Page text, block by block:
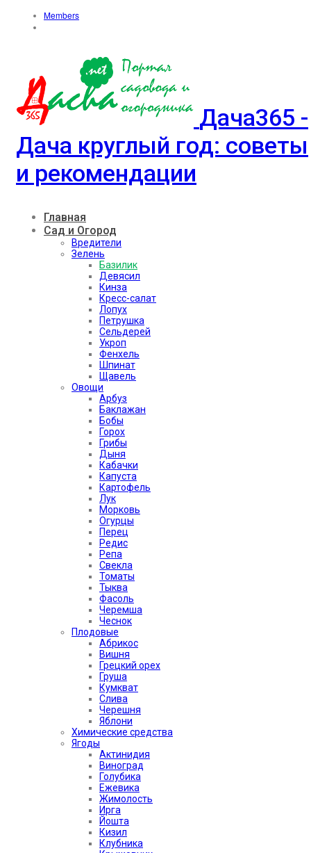
Members
Дача365 -
Дача круглый год: советы
и рекомендации
Главная
Сад и Огород
Вредители
Зелень
Базилик
Девясил
Кинза
Кресс-салат
Лопух
Петрушка
Сельдерей
Укроп
Фенхель
Шпинат
Щавель
Овощи
Арбуз
Баклажан
Бобы
Горох
Грибы
Дыня
Кабачки
Капуста
Картофель
Лук
Морковь
Огурцы
Перец
Редис
Репа
Свекла
Томаты
Тыква
Фасоль
Черемша
Чеснок
Плодовые
Абрикос
Вишня
Грецкий орех
Груша
Кумкват
Слива
Черешня
Яблони
Химические средства
Ягоды
Актинидия
Виноград
Голубика
Ежевика
Жимолость
Ирга
Йошта
Кизил
Клубника